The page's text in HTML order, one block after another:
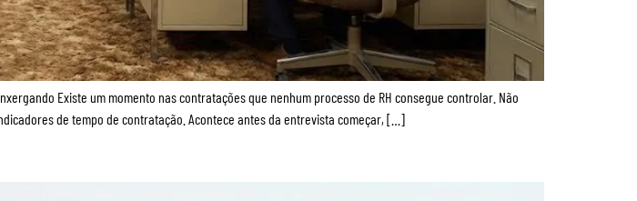
Existe um momento nas contratações que nenhum processo de RH consegue controlar. Não
de tempo de contratação. Acontece antes da entrevista começar, […]